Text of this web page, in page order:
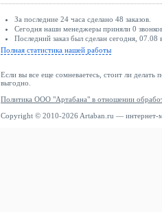
За последние 24 часа сделано 48 заказов.
Сегодня наши менеджеры приняли 0
Последний заказ был сделан сегодня, 07.08
Полная статистика нашей работы
Если вы все еще сомневаетесь, стоит ли делать
выгодно.
Политика ООО "Артабана" в отношении
Copyright © 2010-2026 Artaban.ru — интернет-